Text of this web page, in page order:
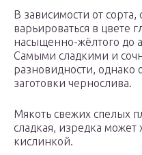
В зависимости от
варьироваться в цвете
насыщенно-жёлтого до
Самыми сладкими и
разновидности, однако
заготовки чернослива.
Мякоть свежих спелых
сладкая, изредка может
кислинкой.